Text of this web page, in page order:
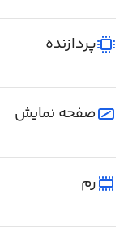
پردازنده
صفحه نمایش
رم